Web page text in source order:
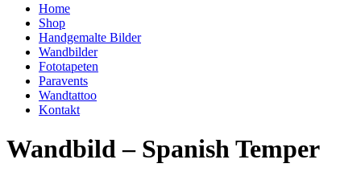
Home
Shop
Handgemalte Bilder
Wandbilder
Fototapeten
Paravents
Wandtattoo
Kontakt
Wandbild – Spanish Temper